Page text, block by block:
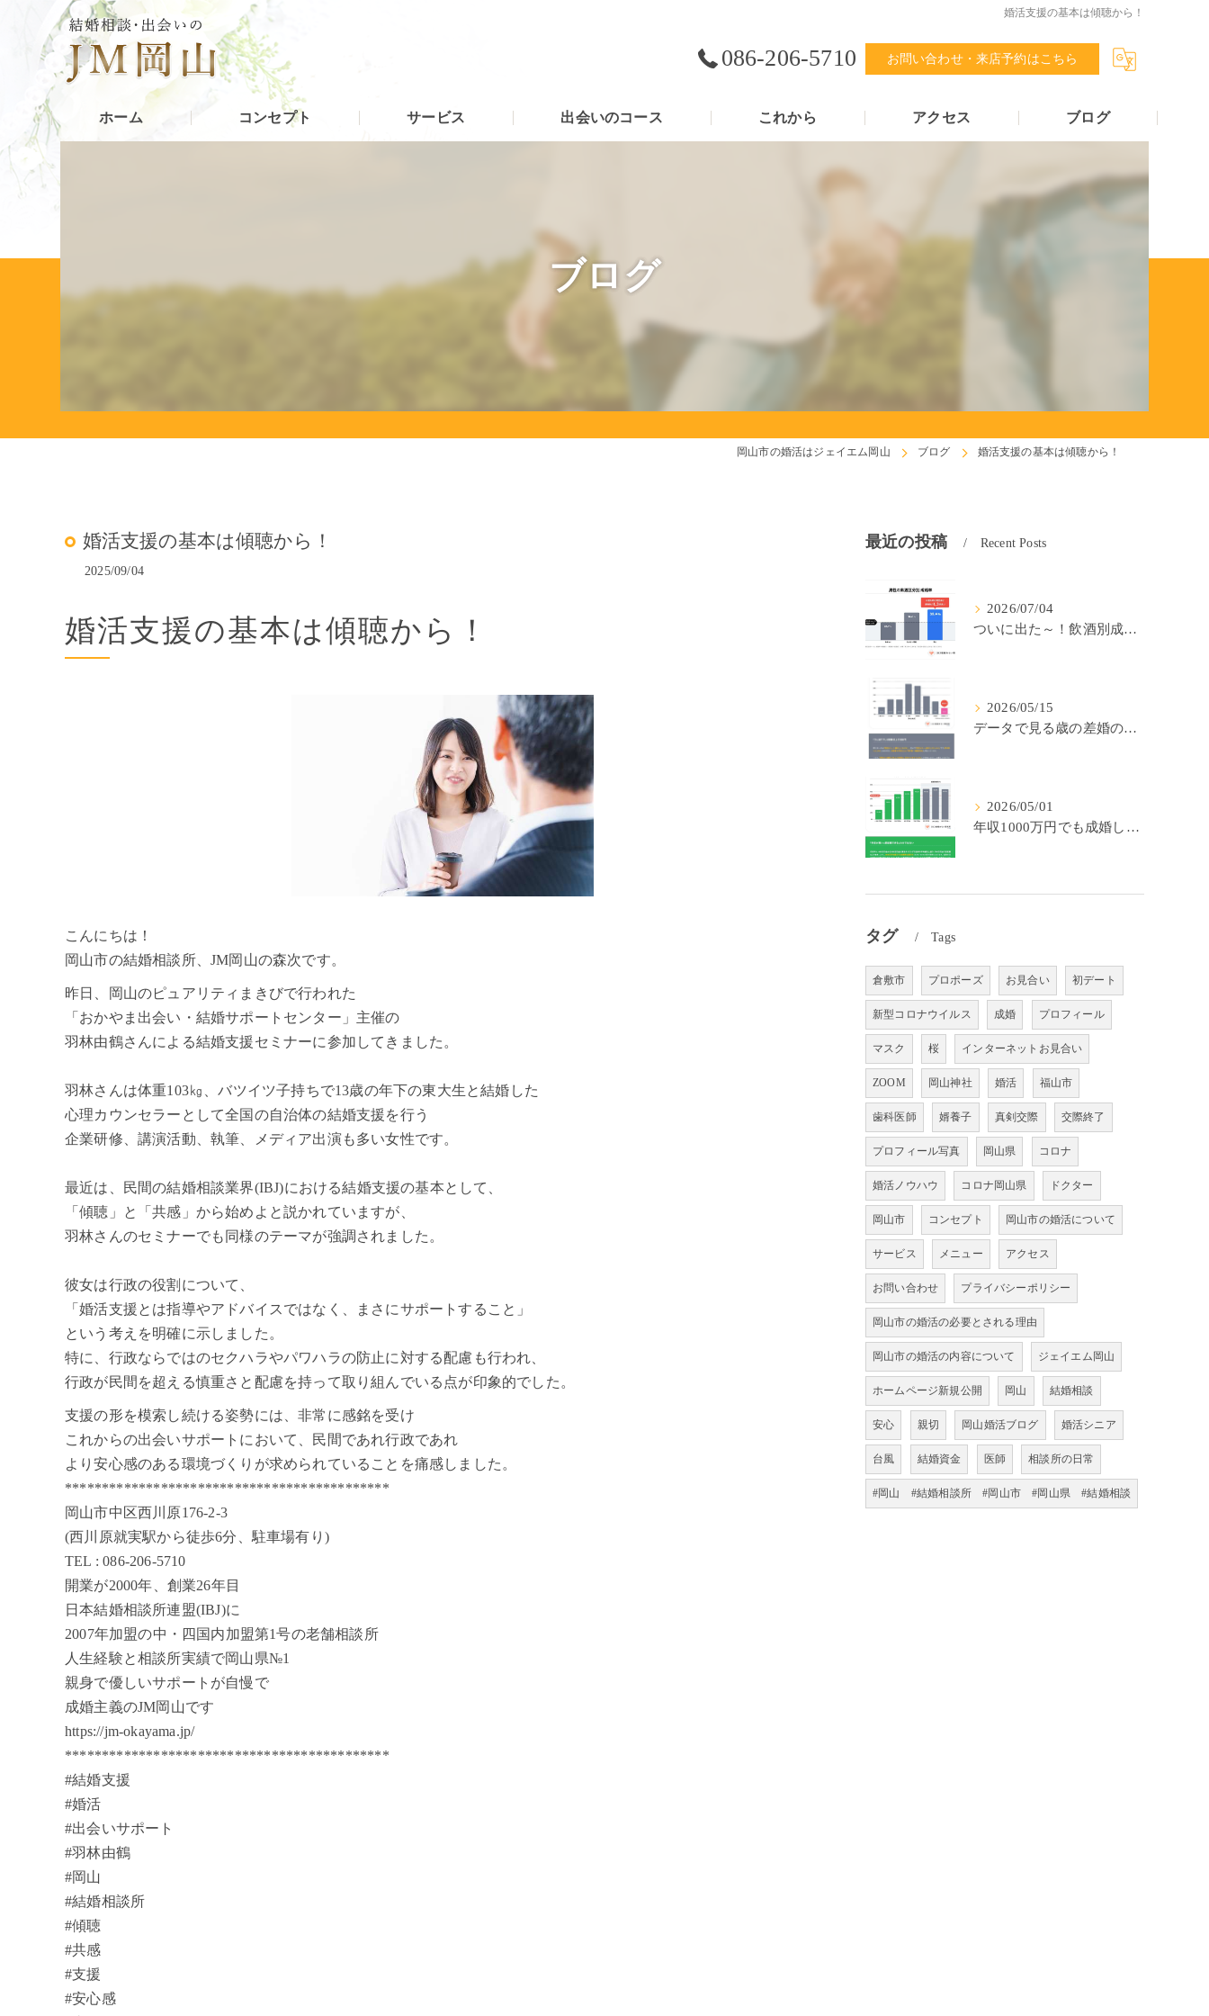
婚活支援の基本は傾聴から！
086-206-5710 お問い合わせ・来店予約はこちら
ホーム コンセプト サービス 出会いのコース これから アクセス ブログ
ブログ
岡山市の婚活はジェイエム岡山 ブログ 婚活支援の基本は傾聴から！
婚活支援の基本は傾聴から！
2025/09/04
婚活支援の基本は傾聴から！
こんにちは！
岡山市の結婚相談所、JM岡山の森次です。
昨日、岡山のピュアリティまきびで行われた
「おかやま出会い・結婚サポートセンター」主催の
羽林由鶴さんによる結婚支援セミナーに参加してきました。
羽林さんは体重103㎏、バツイツ子持ちで13歳の年下の東大生と結婚した
心理カウンセラーとして全国の自治体の結婚支援を行う
企業研修、講演活動、執筆、メディア出演も多い女性です。
最近は、民間の結婚相談業界(IBJ)における結婚支援の基本として、
「傾聴」と「共感」から始めよと説かれていますが、
羽林さんのセミナーでも同様のテーマが強調されました。
彼女は行政の役割について、
「婚活支援とは指導やアドバイスではなく、まさにサポートすること」
という考えを明確に示しました。
特に、行政ならではのセクハラやパワハラの防止に対する配慮も行われ、
行政が民間を超える慎重さと配慮を持って取り組んでいる点が印象的でした。
支援の形を模索し続ける姿勢には、非常に感銘を受け
これからの出会いサポートにおいて、民間であれ行政であれ
より安心感のある環境づくりが求められていることを痛感しました。
********************************************
岡山市中区西川原176-2-3
(西川原就実駅から徒歩6分、駐車場有り)
TEL : 086-206-5710
開業が2000年、創業26年目
日本結婚相談所連盟(IBJ)に
2007年加盟の中・四国内加盟第1号の老舗相談所
人生経験と相談所実績で岡山県№1
親身で優しいサポートが自慢で
成婚主義のJM岡山です
https://jm-okayama.jp/
********************************************
#結婚支援
#婚活
#出会いサポート
#羽林由鶴
#岡山
#結婚相談所
#傾聴
#共感
#支援
#安心感
最近の投稿 Recent Posts
2026/07/04
ついに出た～！飲酒別成婚率(IBJ)！
2026/05/15
データで見る歳の差婚の確率の低さ。
2026/05/01
年収1000万円でも成婚しやすいとは限らない? 「年収帯別の成婚率」のリアル
タグ Tags
倉敷市 プロポーズ お見合い 初デート
新型コロナウイルス 成婚 プロフィール
マスク 桜 インターネットお見合い
ZOOM 岡山神社 婚活 福山市
歯科医師 婿養子 真剣交際 交際終了
プロフィール写真 岡山県 コロナ
婚活ノウハウ コロナ岡山県 ドクター
岡山市 コンセプト 岡山市の婚活について
サービス メニュー アクセス
お問い合わせ プライバシーポリシー
岡山市の婚活の必要とされる理由
岡山市の婚活の内容について ジェイエム岡山
ホームページ新規公開 岡山 結婚相談
安心 親切 岡山婚活ブログ 婚活シニア
台風 結婚資金 医師 相談所の日常
#岡山 #結婚相談所 #岡山市 #岡山県 #結婚相談